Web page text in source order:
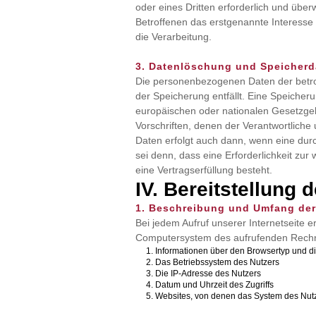
oder eines Dritten erforderlich und
Betroffenen das erstgenannte
die Verarbeitung.
3. Datenlöschung und
Die personenbezogenen Daten der
der Speicherung entfällt. Eine
europäischen oder nationalen
Vorschriften, denen der
Daten erfolgt auch dann, wenn eine
sei denn, dass eine Erforderlichkeit zur
eine Vertragserfüllung besteht.
IV. Bereitstellung
1. Beschreibung und Umfang
Bei jedem Aufruf unserer Internetseite
Computersystem des aufrufenden
Informationen über den Browsertyp und
Das Betriebssystem des Nutzers
Die IP-Adresse des Nutzers
Datum und Uhrzeit des Zugriffs
Websites, von denen das System des